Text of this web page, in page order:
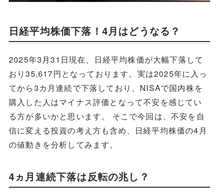
日経平均株価下落！4月はどうなる？
2025年3月31日現在、日経平均株価が大幅下落して
おり35,617円となっております。実は2025年に入っ
てから3カ月連続で下落しており、NISAで国内株を
購入した人はマイナス評価となって不安を感じてい
る方が多いかと思います。 そこで今回は、不安を自
信に変える投資の考え方も含め、日経平均株価の4月
の値動きを分析してみます。
4ヵ月連続下落は反転の兆し？